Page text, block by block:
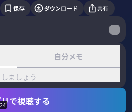
保存 ダウンロード 共有
自分メモ
ましょう
で視聴する